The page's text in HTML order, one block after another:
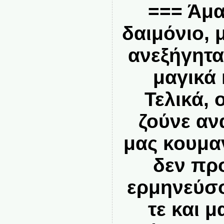
===
δαιμόνιο,
μαγικά
Τελικά,
ζούνε
μας
δεν
τε και